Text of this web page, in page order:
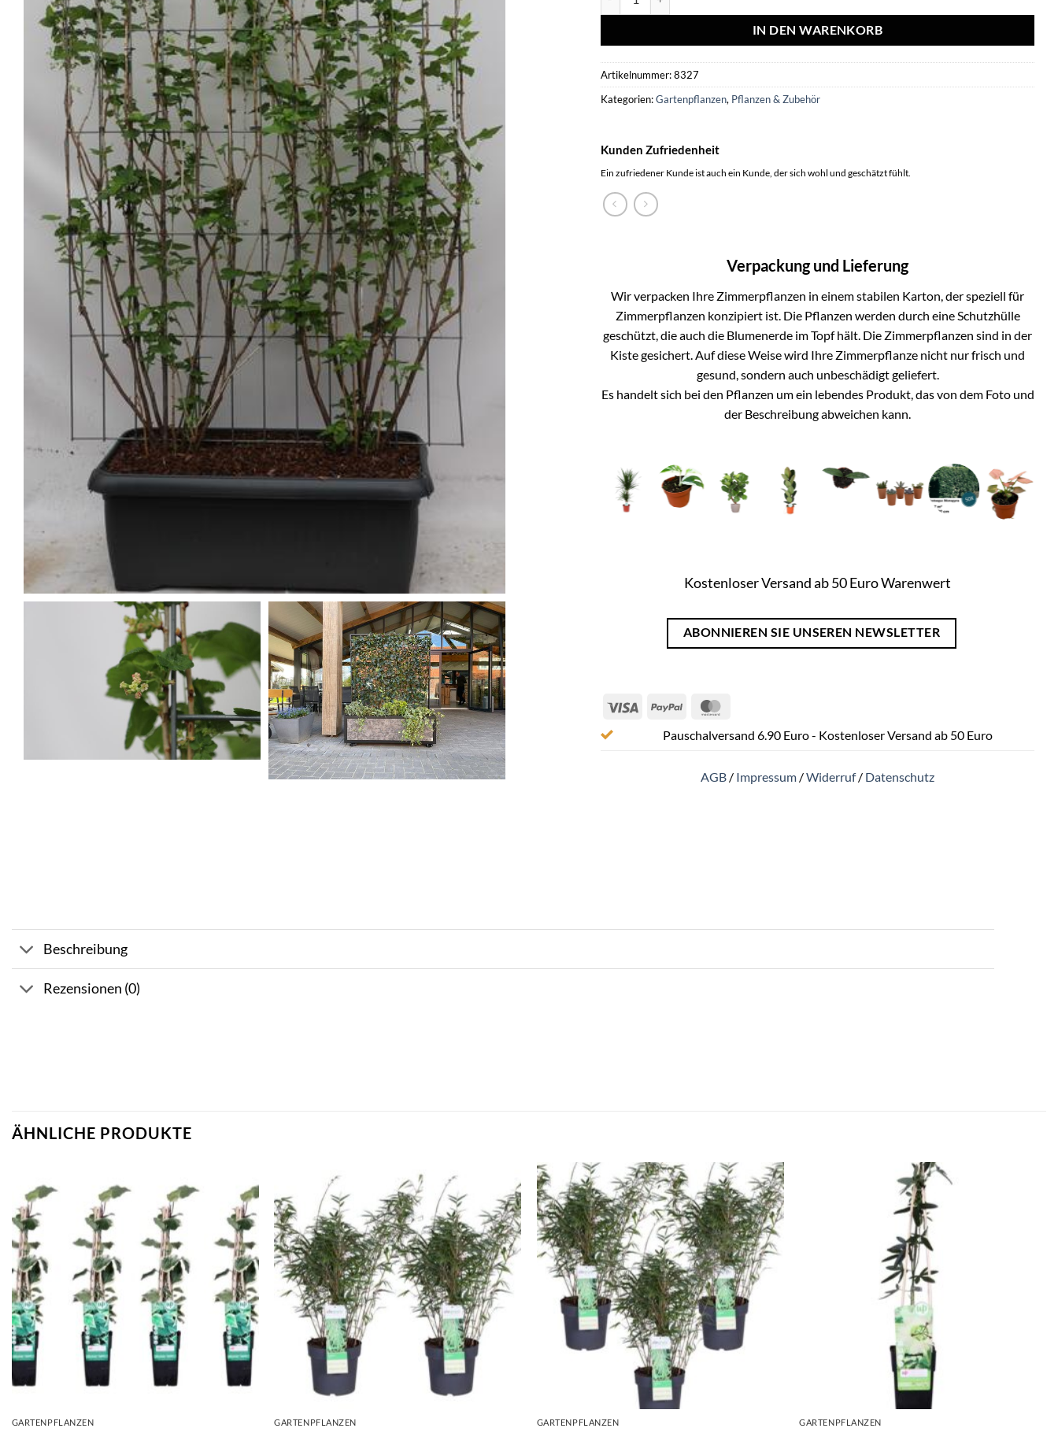
IN DEN WARENKORB
Artikelnummer:8327
Kategorien:Gartenpflanzen, Pflanzen & Zubehör
Kunden Zufriedenheit
Ein zufriedener Kunde ist auch ein Kunde, der sich wohl und geschätzt fühlt.
Verpackung und Lieferung
Wir verpacken Ihre Zimmerpflanzen in einem stabilen Karton, der speziell für
Zimmerpflanzen konzipiert ist. Die Pflanzen werden durch eine Schutzhülle
geschützt, die auch die Blumenerde im Topf hält. Die Zimmerpflanzen sind in der
Kiste gesichert. Auf diese Weise wird Ihre Zimmerpflanze nicht nur frisch und
gesund, sondern auch unbeschädigt geliefert.
Es handelt sich bei den Pflanzen um ein lebendes Produkt, das von dem Foto und
der Beschreibung abweichen kann.
Kostenloser Versand ab 50 Euro Warenwert
ABONNIEREN SIE UNSEREN NEWSLETTER
Visa PayPal
Pauschalversand 6.90 Euro - Kostenloser Versand ab 50 Euro
AGB / Impressum /Widerruf/ Datenschutz
Beschreibung
Rezensionen (0)
ÄHNLICHE PRODUKTE
GARTENPFLANZEN GARTENPFLANZEN GARTENPFLANZEN GARTENPFLANZEN